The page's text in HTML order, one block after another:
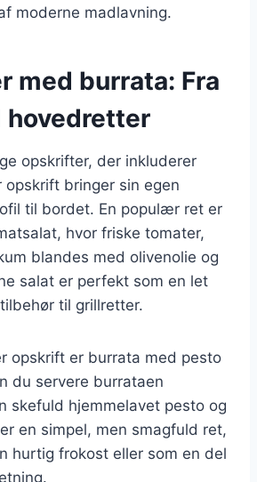
moderne madlavning.
med burrata: Fra
hovedretter
opskrifter, der inkluderer
opskrift bringer sin egen
til bordet. En populær ret er
hvor friske tomater,
blandes med olivenolie og
salat er perfekt som en let
til grillretter.
opskrift er burrata med pesto
du servere burrataen
skefuld hjemmelavet pesto og
en simpel, men smagfuld ret,
hurtig frokost eller som en del